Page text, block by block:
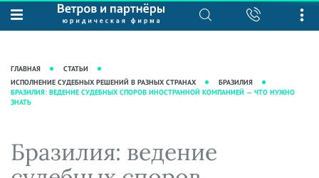
О нас
Рекомендации
Награды и рейтинги
фирмы
Кейсы
Юридические услуги
Интеллектуальная собственность
Корпоративная практика
Сопровождение бизнеса
Ведение уголовных дел
База знаний
практики"
Статьи
Аудиоподкасты
Видеоподкасты
ГЛАВНАЯ
СТАТЬИ
ИСПОЛНЕНИЕ СУДЕБНЫХ РЕШЕНИЙ В РАЗНЫХ СТРАНАХ
БРАЗИЛИЯ
БРАЗИЛИЯ: ВЕДЕНИЕ СУДЕБНЫХ СПОРОВ ИНОСТРАННОЙ КОМПАНИЕЙ — ЧТО НУЖНО
ЗНАТЬ
Бразилия: ведение